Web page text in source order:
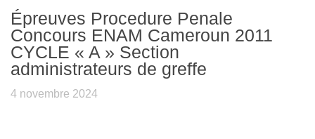
Épreuves Procedure Penale
Concours ENAM Cameroun 2011
CYCLE « A » Section
administrateurs de greffe
4 novembre 2024